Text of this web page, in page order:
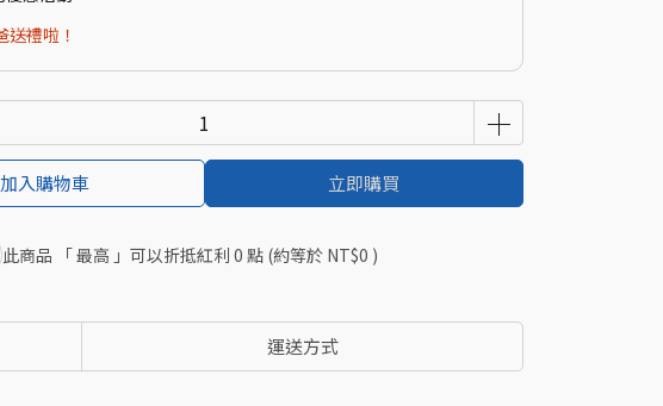
送禮啦！
加入購物車 立即購買
此商品 「 最高 」可以折抵紅利 0 點 (約等於 NT$0 )
運送方式